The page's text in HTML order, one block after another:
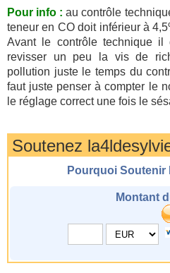
Pour info : au contrôle
teneur en CO doit inférieur à
Avant le contrôle technique il
revisser un peu la vis de
pollution juste le temps du
faut juste penser à compter le
le réglage correct une fois le
Soutenez
Pourquoi Soutenir
Montant